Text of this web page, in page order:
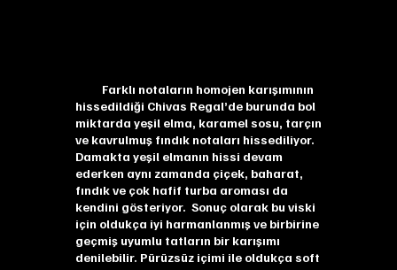
Farklı notaların homojen karışımının
hissedildiği Chivas Regal’de burunda bol
miktarda yeşil elma, karamel sosu, tarçın
ve kavrulmuş fındık notaları hissediliyor.
Damakta yeşil elmanın hissi devam
ederken aynı zamanda çiçek, baharat,
fındık ve çok hafif turba aroması da
kendini gösteriyor. Sonuç olarak bu viski
için oldukça iyi harmanlanmış ve birbirine
geçmiş uyumlu tatların bir karışımı
denilebilir. Pürüzsüz içimi ile oldukça soft